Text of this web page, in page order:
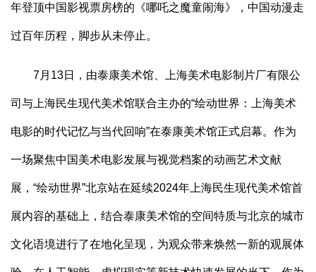
年登顶中国影视票房榜的《哪吒之魔童闹海》，中国动漫走
过百年历程，脚步从未停止。
7月13日，由泰康美术馆、上海美术电影制片厂有限公
司与上海民生现代美术馆联合主办的“绘动世界：上海美术
电影的时代记忆与当代回响”在泰康美术馆正式启幕。作为
一场聚焦中国美术电影发展与视觉档案的动画艺术文献
展，“绘动世界”北京站在延续2024年上海民生现代美术馆首
展内容的基础上，结合泰康美术馆的空间特质与北京的城市
文化语境进行了在地化呈现，为观众带来焕然一新的观展体